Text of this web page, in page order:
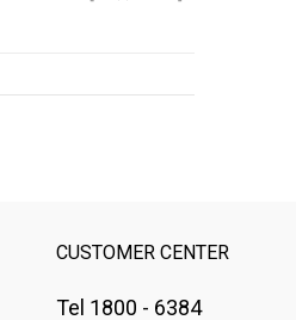
CUSTOMER CENTER
Tel 1800 - 6384